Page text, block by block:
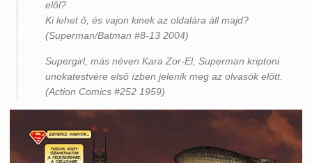
elől?
Ki lehet ő, és vajon kinek az oldalára áll majd?
(Superman/Batman #8-13 2004)
Supergirl, más néven Kara Zor-El, Superman kriptoni
unokatestvére első ízben jelenik meg az olvasók előtt.
(Action Comics #252 1959)